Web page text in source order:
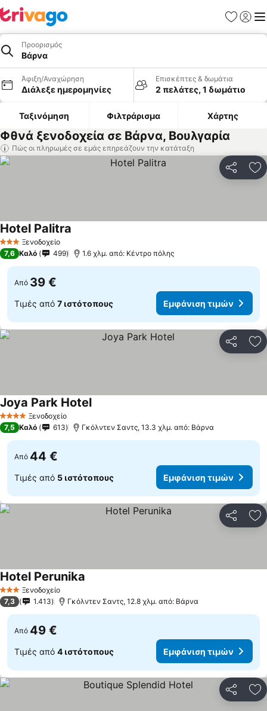
Προορισμός
Βάρνα
Άφιξη/Αναχώρηση
Διάλεξε ημερομηνίες
Επισκέπτες & δωμάτια
2 πελάτες, 1 δωμάτιο
Ταξινόμηση Φιλτράρισμα Χάρτης
Φθνά ξενοδοχεία σε Βάρνα, Βουλγαρία
Πώς οι πληρωμές σε εμάς επηρεάζουν την κατάταξη
3 ΑστέριαΞενοδοχείο
Hotel Palitra
7,6 Καλό 499 1.6 χλμ. από: Κέντρο πόλης
Από 39 €
Τιμές από 7 ιστότοπους Εμφάνιση τιμών
4 ΑστέριαΞενοδοχείο
Joya Park Hotel
7,5 Καλό 613 Γκόλντεν Σαντς, 13.3 χλμ. από: Βάρνα
Από 44 €
Τιμές από 5 ιστότοπους Εμφάνιση τιμών
3 ΑστέριαΞενοδοχείο
Hotel Perunika
7,3 1.413 Γκόλντεν Σαντς, 12.8 χλμ. από: Βάρνα
Από 49 €
Τιμές από 4 ιστότοπους Εμφάνιση τιμών